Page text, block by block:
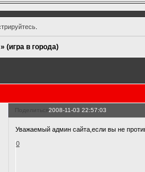
.
»(игра в города)
Поделиться2008-11-03 22:57:03
Уважаемый админ сайта,если вы не
0